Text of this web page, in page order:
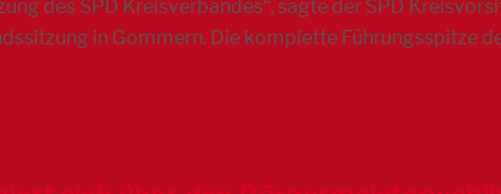
des SPD Kreisverbandes“, sagte der SPD
in Gommern. Die komplette Führungsspitze